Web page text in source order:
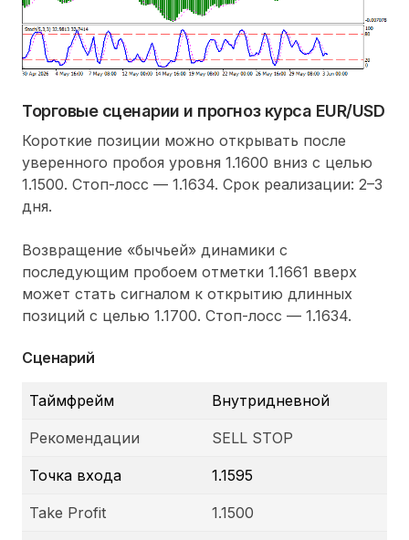
Торговые сценарии и прогноз курса EUR/USD
Короткие позиции можно открывать после
уверенного пробоя уровня 1.1600 вниз с целью
1.1500. Стоп-лосс — 1.1634. Срок реализации: 2–3
дня.
Возвращение «бычьей» динамики с
последующим пробоем отметки 1.1661 вверх
может стать сигналом к открытию длинных
позиций с целью 1.1700. Стоп-лосс — 1.1634.
Сценарий
Таймфрейм Внутридневной
Рекомендации SELL STOP
Точка входа 1.1595
Take Profit 1.1500